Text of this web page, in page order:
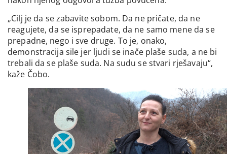
„Cilj je da se zabavite sobom. Da ne pričate, da ne
reagujete, da se isprepadate, da ne samo mene da se
prepadne, nego i sve druge. To je, onako,
demonstracija sile jer ljudi se inače plaše suda, a ne bi
trebali da se plaše suda. Na sudu se stvari rješavaju“,
kaže Čobo.